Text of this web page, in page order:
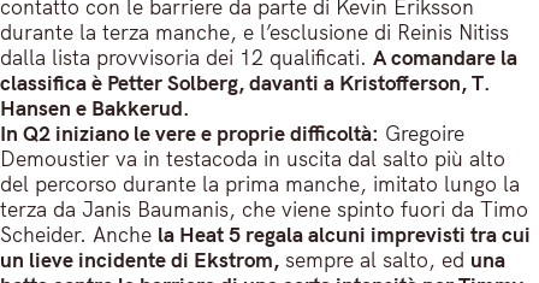
contatto con le barriere da parte di Kevin Eriksson
durante la terza manche, e l’esclusione di Reinis Nitiss
dalla lista provvisoria dei 12 qualificati. A comandare la
classifica è Petter Solberg, davanti a Kristofferson, T.
Hansen e Bakkerud.
In Q2 iniziano le vere e proprie difficoltà: Gregoire
Demoustier va in testacoda in uscita dal salto più alto
del percorso durante la prima manche, imitato lungo la
terza da Janis Baumanis, che viene spinto fuori da Timo
Scheider. Anche la Heat 5 regala alcuni imprevisti tra cui
un lieve incidente di Ekstrom, sempre al salto, ed una